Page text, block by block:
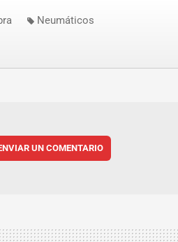
Neumáticos
UN COMENTARIO